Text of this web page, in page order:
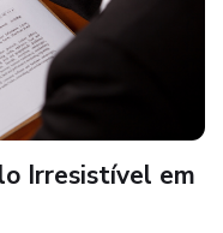
Irresistível em